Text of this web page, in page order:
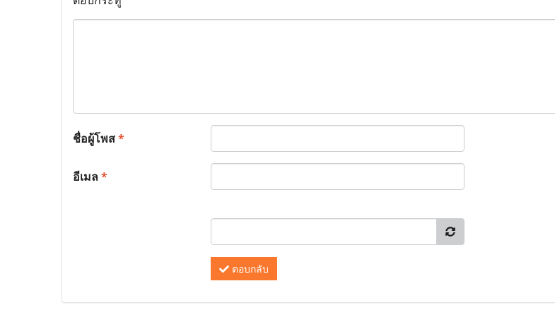
ชื่อผู้โพส*
อีเมล*
ตอบกลับ